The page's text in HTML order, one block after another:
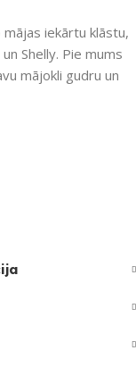
iekārtu klāstu,
Shelly. Pie mums
mājokli gudru un